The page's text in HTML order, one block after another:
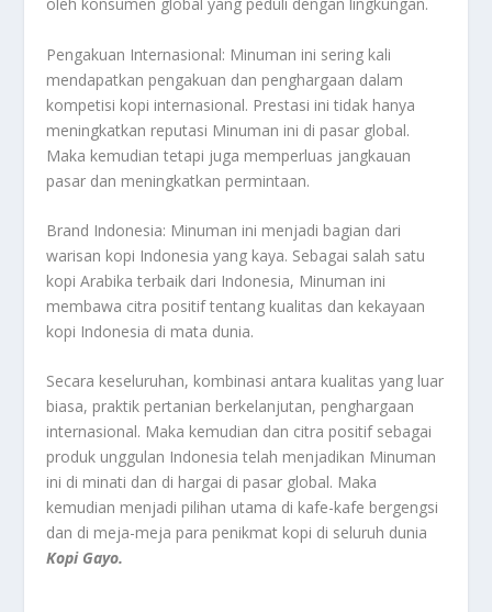
Pengakuan Internasional: Minuman ini sering kali
mendapatkan pengakuan dan penghargaan dalam
kompetisi kopi internasional. Prestasi ini tidak hanya
meningkatkan reputasi Minuman ini di pasar global.
Maka kemudian tetapi juga memperluas jangkauan
pasar dan meningkatkan permintaan.
Brand Indonesia: Minuman ini menjadi bagian dari
warisan kopi Indonesia yang kaya. Sebagai salah satu
kopi Arabika terbaik dari Indonesia, Minuman ini
membawa citra positif tentang kualitas dan kekayaan
kopi Indonesia di mata dunia.
Secara keseluruhan, kombinasi antara kualitas yang luar
biasa, praktik pertanian berkelanjutan, penghargaan
internasional. Maka kemudian dan citra positif sebagai
produk unggulan Indonesia telah menjadikan Minuman
ini di minati dan di hargai di pasar global. Maka
kemudian menjadi pilihan utama di kafe-kafe bergengsi
dan di meja-meja para penikmat kopi di seluruh dunia
Kopi Gayo.